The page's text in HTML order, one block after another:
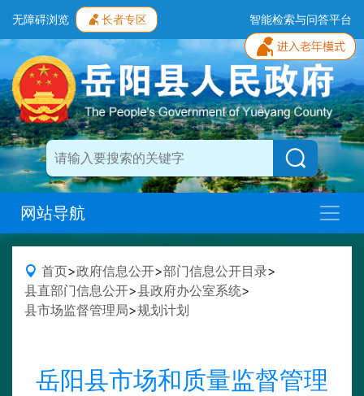
无障碍浏览 长者专区 智能检索与问答平台
网站导航
首页>政府信息公开>部门信息公开目录>
县直部门信息公开>县政府办公室系统>
县市场监督管理局>规划计划
岳阳县市场和质量监督管理